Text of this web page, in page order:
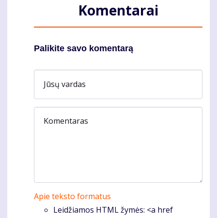
Komentarai
Palikite savo komentarą
Jūsų vardas
Komentaras
Apie teksto formatus
Leidžiamos HTML žymės: <a href